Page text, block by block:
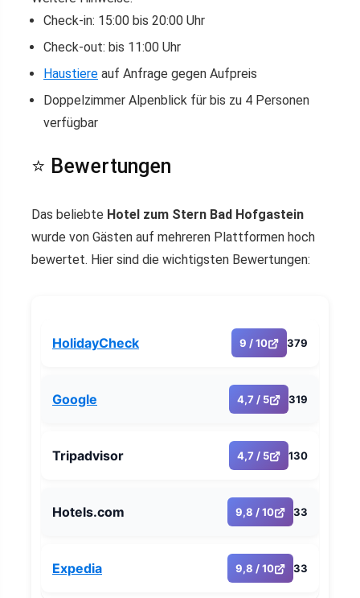
Check-in: 15:00 bis 20:00 Uhr
Check-out: bis 11:00 Uhr
Haustiere auf Anfrage gegen Aufpreis
Doppelzimmer Alpenblick für bis zu 4 Personen
verfügbar
⭐ Bewertungen
Das beliebte Hotel zum Stern Bad Hofgastein
wurde von Gästen auf mehreren Plattformen hoch
bewertet. Hier sind die wichtigsten Bewertungen:
HolidayCheck 9 / 10 379
Google 4,7 / 5 319
Tripadvisor 4,7 / 5 130
Hotels.com 9,8 / 10 33
Expedia 9,8 / 10 33